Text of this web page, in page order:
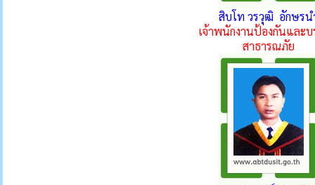
สิบโท วรวุฒิ อักษรน
เจ้าพนักงานป้องกันและบ
สาธารณภัย